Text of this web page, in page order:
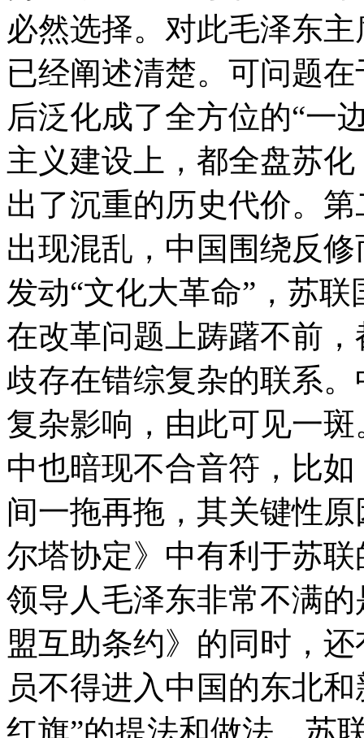
必然选择。对此毛泽东
已经阐述清楚。可问题
后泛化成了全方位的“一
主义建设上，都全盘苏
出了沉重的历史代价。
出现混乱，中国围绕反
发动“文化大革命”，苏
在改革问题上踌躇不前
歧存在错综复杂的联系
复杂影响，由此可见一
中也暗现不合音符，比
间一拖再拖，其关键性
尔塔协定》中有利于苏
领导人毛泽东非常不满
盟互助条约》的同时，
员不得进入中国的东北